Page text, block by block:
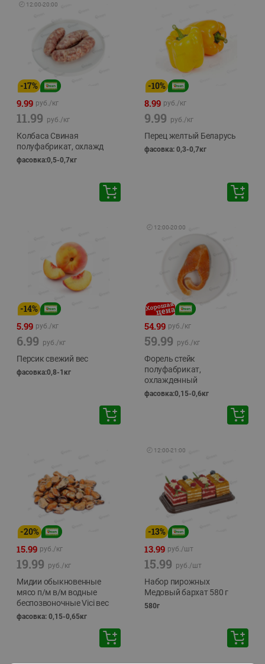
🕘 12:00-20:00
-17%
9.99 руб./кг
11.99 руб./кг
Колбаса Свиная
полуфабрикат, охлажд
фасовка:0,5-0,7кг
-10%
8.99 руб./кг
9.99 руб./кг
Перец желтый Беларусь
фасовка: 0,3-0,7кг
-14%
5.99 руб./кг
6.99 руб./кг
Персик свежий вес
фасовка:0,8-1кг
🕘 12:00-20:00
54.99 руб./кг
59.99 руб./кг
Форель стейк
полуфабрикат,
охлажденный
фасовка:0,15-0,6кг
-20%
15.99 руб./кг
19.99 руб./кг
Мидии обыкновенные
мясо п/м в/м водные
беспозвоночные Vici вес
фасовка: 0,15-0,65кг
🕘 12:00-21:00
-13%
13.99 руб./шт
15.99 руб./шт
Набор пирожных
Медовый бархат 580 г
580г